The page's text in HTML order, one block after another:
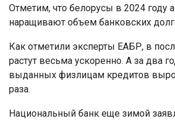
Отметим, что белорусы в 2024 году
наращивают объем банковских
Как отметили эксперты ЕАБР, в
растут весьма ускоренно. А за два
выданных физлицам кредитов
раза.
Национальный банк еще зимой